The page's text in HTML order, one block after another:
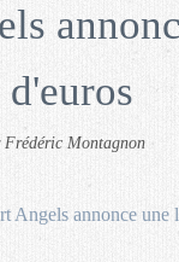
Frédéric Montagnon